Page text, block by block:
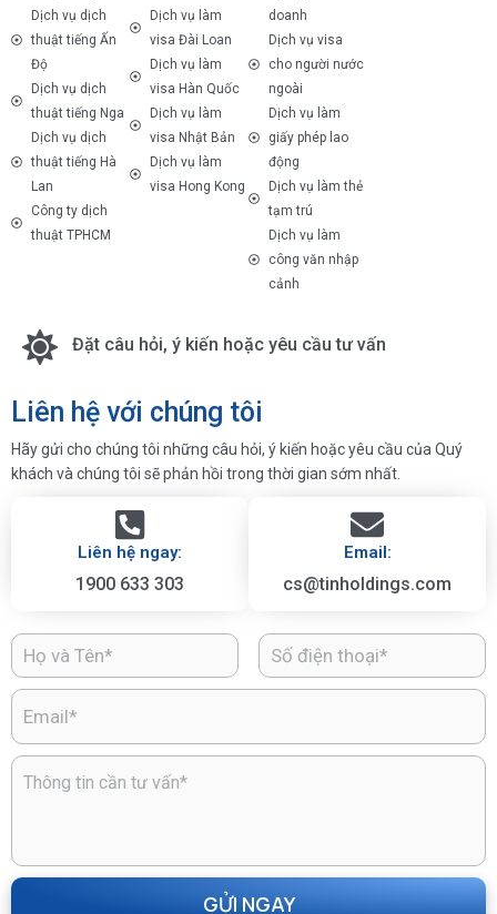
Dịch vụ dịch
thuật tiếng Ấn
Độ
Dịch vụ dịch
thuật tiếng Nga
Dịch vụ dịch
thuật tiếng Hà
Lan
Công ty dịch
thuật TPHCM
Dịch vụ làm
visa Đài Loan
Dịch vụ làm
visa Hàn Quốc
Dịch vụ làm
visa Nhật Bản
Dịch vụ làm
visa Hong Kong
doanh
Dịch vụ visa
cho người nước
ngoài
Dịch vụ làm
giấy phép lao
động
Dịch vụ làm thẻ
tạm trú
Dịch vụ làm
công văn nhập
cảnh
Đặt câu hỏi, ý kiến hoặc yêu cầu tư vấn
Liên hệ với chúng tôi
Hãy gửi cho chúng tôi những câu hỏi, ý kiến hoặc yêu cầu của Quý
khách và chúng tôi sẽ phản hồi trong thời gian sớm nhất.
Liên hệ ngay:
1900 633 303
Email:
cs@tinholdings.com